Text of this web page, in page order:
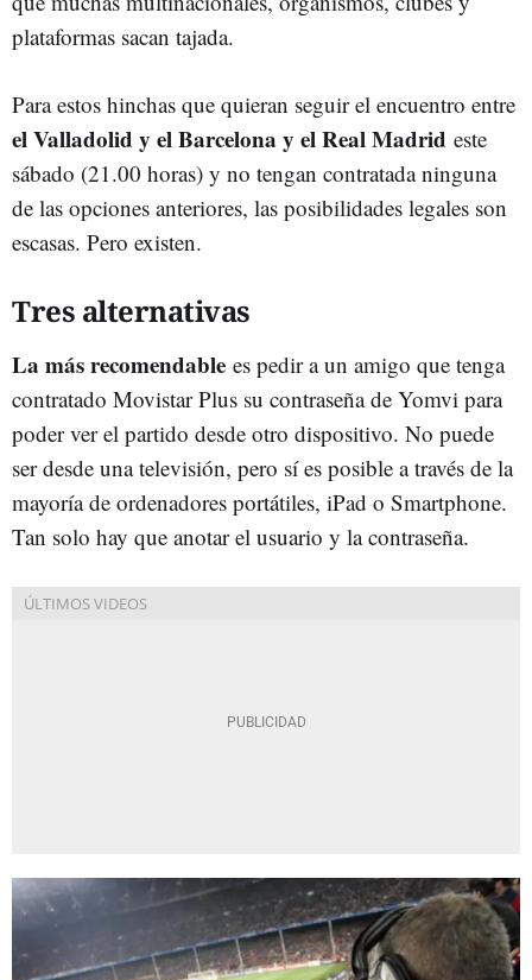
plataformas sacan tajada.
Para estos hinchas que quieran seguir el encuentro entre
elValladolid y el Barcelona y el Real Madrid este
sábado (21.00 horas) y no tengan contratada ninguna
de las opciones anteriores, las posibilidades legales son
escasas. Pero existen.
Tres alternativas
La más recomendable es pedir a un amigo que tenga
contratado Movistar Plus su contraseña de Yomvi para
poder ver el partido desde otro dispositivo. No puede
ser desde una televisión, pero sí es posible a través de la
mayoría de ordenadores portátiles, iPad o Smartphone.
Tan solo hay que anotar el usuario y la contraseña.